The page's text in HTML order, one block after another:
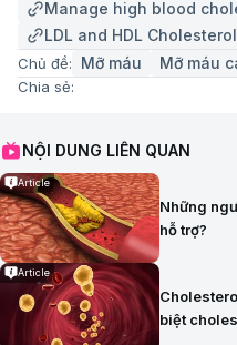
Manage high blood
LDL and HDL
Chủ đề: Mỡ máu Mỡ máu
Chia sẻ:
NỘI DUNG LIÊN QUAN
Article
Những
hỗ trợ?
Article
biệt